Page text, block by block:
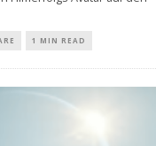
1 MIN READ